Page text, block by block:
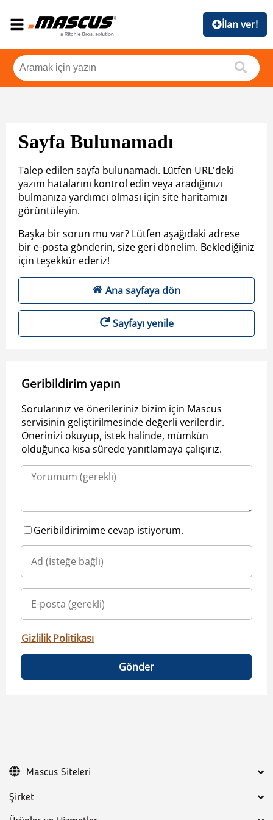
İlan ver!
Sayfa Bulunamadı
Talep edilen sayfa bulunamadı. Lütfen URL'deki
yazım hatalarını kontrol edin veya aradığınızı
bulmanıza yardımcı olması için site haritamızı
görüntüleyin.
Başka bir sorun mu var? Lütfen aşağıdaki adrese
bir e-posta gönderin, size geri dönelim. Beklediğiniz
için teşekkür ederiz!
Ana sayfaya dön
Sayfayı yenile
Geribildirim yapın
Sorularınız ve önerileriniz bizim için Mascus
servisinin geliştirilmesinde değerli verilerdir.
Önerinizi okuyup, istek halinde, mümkün
olduğunca kısa sürede yanıtlamaya çalışırız.
Geribildirimime cevap istiyorum.
Gizlilik Politikası
Gönder
Şirket
Mascus Siteleri